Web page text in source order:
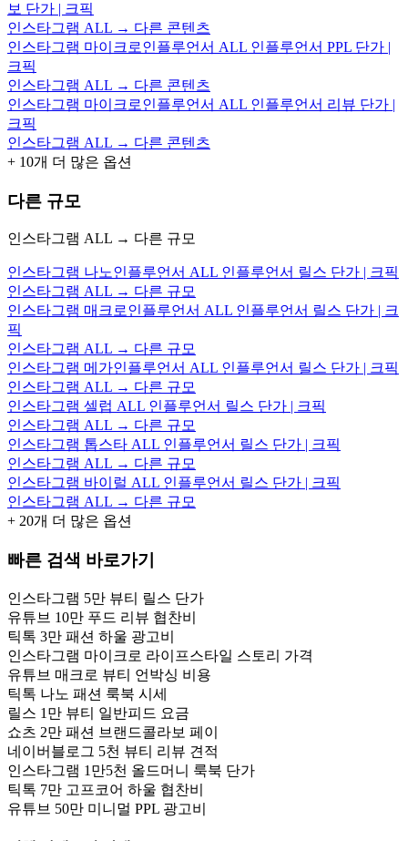
보 단가 | 크픽
인스타그램 ALL → 다른 콘텐츠
인스타그램 마이크로인플루언서 ALL 인플루언서 PPL 단가 |
크픽
인스타그램 ALL → 다른 콘텐츠
인스타그램 마이크로인플루언서 ALL 인플루언서 리뷰 단가 |
크픽
인스타그램 ALL → 다른 콘텐츠
+ 10개 더 많은 옵션
다른 규모
인스타그램 ALL → 다른 규모
인스타그램 나노인플루언서 ALL 인플루언서 릴스 단가 | 크픽
인스타그램 ALL → 다른 규모
인스타그램 매크로인플루언서 ALL 인플루언서 릴스 단가 | 크
픽
인스타그램 ALL → 다른 규모
인스타그램 메가인플루언서 ALL 인플루언서 릴스 단가 | 크픽
인스타그램 ALL → 다른 규모
인스타그램 셀럽 ALL 인플루언서 릴스 단가 | 크픽
인스타그램 ALL → 다른 규모
인스타그램 톱스타 ALL 인플루언서 릴스 단가 | 크픽
인스타그램 ALL → 다른 규모
인스타그램 바이럴 ALL 인플루언서 릴스 단가 | 크픽
인스타그램 ALL → 다른 규모
+ 20개 더 많은 옵션
빠른 검색 바로가기
인스타그램 5만 뷰티 릴스 단가
유튜브 10만 푸드 리뷰 협찬비
틱톡 3만 패션 하울 광고비
인스타그램 마이크로 라이프스타일 스토리 가격
유튜브 매크로 뷰티 언박싱 비용
틱톡 나노 패션 룩북 시세
릴스 1만 뷰티 일반피드 요금
쇼츠 2만 패션 브랜드콜라보 페이
네이버블로그 5천 뷰티 리뷰 견적
인스타그램 1만5천 올드머니 룩북 단가
틱톡 7만 고프코어 하울 협찬비
유튜브 50만 미니멀 PPL 광고비